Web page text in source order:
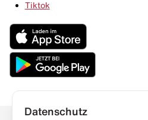
Tiktok
Datenschutz